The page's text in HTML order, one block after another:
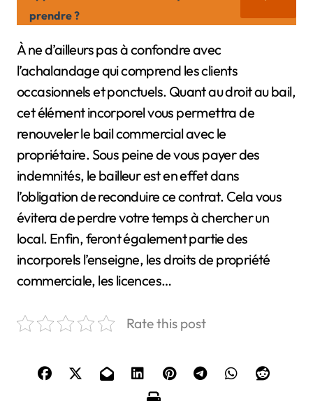
prendre ?
À ne d’ailleurs pas à confondre avec
l’achalandage qui comprend les clients
occasionnels et ponctuels. Quant au droit au bail,
cet élément incorporel vous permettra de
renouveler le bail commercial avec le
propriétaire. Sous peine de vous payer des
indemnités, le bailleur est en effet dans
l’obligation de reconduire ce contrat. Cela vous
évitera de perdre votre temps à chercher un
local. Enfin, feront également partie des
incorporels l’enseigne, les droits de propriété
commerciale, les licences…
Rate this post